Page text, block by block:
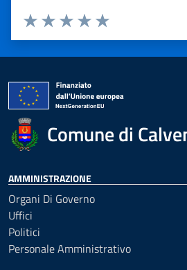
Valuta 5 stelle su 5
Valuta 4 stelle su 5
Valuta 3 stelle su 5
Valuta 2 stelle su 5
Valuta 1 stelle su 5
Comune di
AMMINISTRAZIONE
Organi Di Governo
Uffici
Politici
Personale Amministrativo